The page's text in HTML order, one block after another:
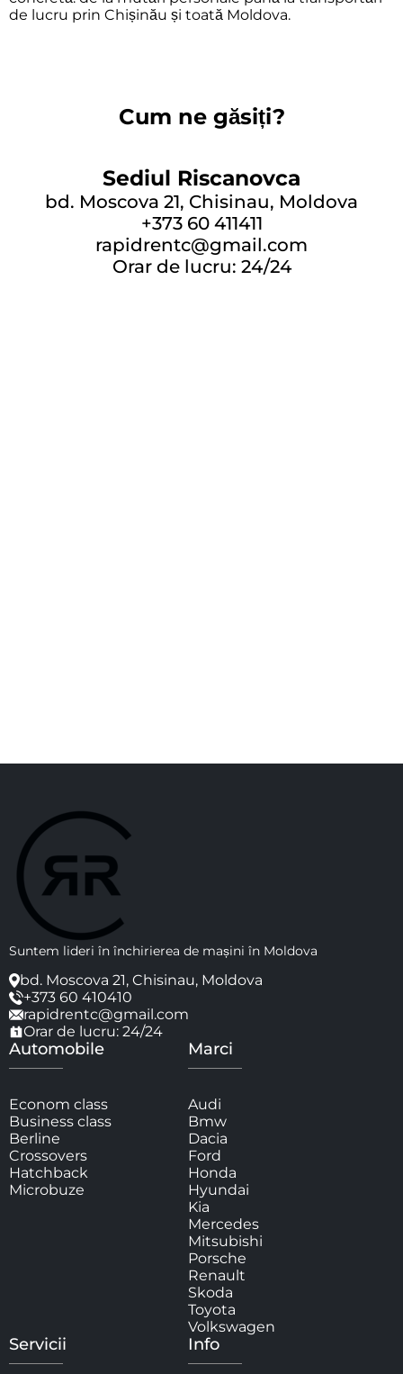
de lucru prin Chișinău și toată Moldova.
Cum ne găsiți?
Sediul Riscanovca
bd. Moscova 21, Chisinau, Moldova
+373 60 411411
rapidrentc@gmail.com
Orar de lucru: 24/24
Suntem lideri în închirierea de mașini în Moldova
bd. Moscova 21, Chisinau, Moldova
+373 60 410410
rapidrentc@gmail.com
Orar de lucru: 24/24
Automobile
Econom class
Business class
Berline
Crossovers
Hatchback
Microbuze
Marci
Audi
Bmw
Dacia
Ford
Honda
Hyundai
Kia
Mercedes
Mitsubishi
Porsche
Renault
Skoda
Toyota
Volkswagen
Servicii Info